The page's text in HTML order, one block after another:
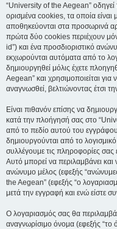
“University of the Aegean” οδηγεί
ορισμένα cookies, τα οποία είναι
αποθηκεύονται στα προσωρινά
πρώτα δύο cookies περιέχουν
id”) και ένα προσδιοριστικό
εκχωρούνται αυτόματα από το
δημιουργηθεί μόλις έχετε
Aegean” και χρησιμοποιείται
αναγνωσθεί, βελτιώνοντας έτσι
Είναι πιθανόν επίσης να
κατά την πλοήγησή σας στο
από το πεδίο αυτού του
δημιουργούνται από το
συλλέγουμε τις πληροφορίες
Αυτό μπορεί να περιλαμβάνει και
ανώνυμο μέλος (εφεξής
the Aegean” (εφεξής “ο
μετά την εγγραφή και ενώ είστε
Ο λογαριασμός σας θα
αναγνωρίσιμο όνομα (εφεξής